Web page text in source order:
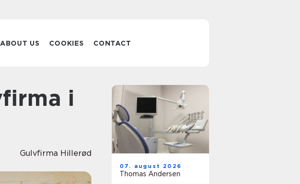
ABOUT US COOKIES CONTACT
Gulvfirma Hillerød
07. august 2026
Thomas Andersen